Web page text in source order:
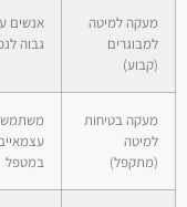
מעקה למיטה
למבוגרים
(קבוע)
אנשים
גבוה
מעקה בטיחות
למיטה
(מתקפל)
במטפל